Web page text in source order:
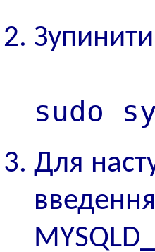
sudo
Для